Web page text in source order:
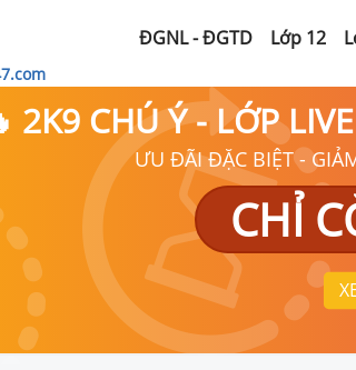
ĐGNL - ĐGTD Lớp 12
2K9 CHÚ Ý - LỚP
ƯU ĐÃI ĐẶC BIỆT -
CHỈ